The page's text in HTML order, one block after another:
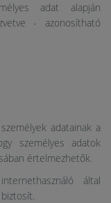
adat alapján
- azonosítható
adatainak a
személyes adatok
értelmezhetők.
által